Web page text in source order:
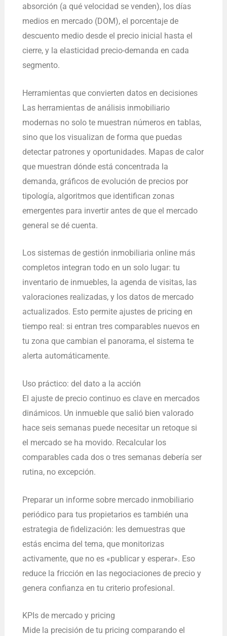
absorción (a qué velocidad se venden), los días
medios en mercado (DOM), el porcentaje de
descuento medio desde el precio inicial hasta el
cierre, y la elasticidad precio-demanda en cada
segmento.
Herramientas que convierten datos en decisiones
Las herramientas de análisis inmobiliario
modernas no solo te muestran números en tablas,
sino que los visualizan de forma que puedas
detectar patrones y oportunidades. Mapas de calor
que muestran dónde está concentrada la
demanda, gráficos de evolución de precios por
tipología, algoritmos que identifican zonas
emergentes para invertir antes de que el mercado
general se dé cuenta.
Los sistemas de gestión inmobiliaria online más
completos integran todo en un solo lugar: tu
inventario de inmuebles, la agenda de visitas, las
valoraciones realizadas, y los datos de mercado
actualizados. Esto permite ajustes de pricing en
tiempo real: si entran tres comparables nuevos en
tu zona que cambian el panorama, el sistema te
alerta automáticamente.
Uso práctico: del dato a la acción
El ajuste de precio continuo es clave en mercados
dinámicos. Un inmueble que salió bien valorado
hace seis semanas puede necesitar un retoque si
el mercado se ha movido. Recalcular los
comparables cada dos o tres semanas debería ser
rutina, no excepción.
Preparar un informe sobre mercado inmobiliario
periódico para tus propietarios es también una
estrategia de fidelización: les demuestras que
estás encima del tema, que monitorizas
activamente, que no es «publicar y esperar». Eso
reduce la fricción en las negociaciones de precio y
genera confianza en tu criterio profesional.
KPIs de mercado y pricing
Mide la precisión de tu pricing comparando el